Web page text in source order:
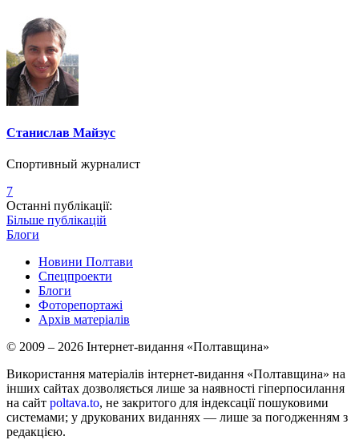
Станислав Майзус
Спортивный журналист
7
Останні публікації:
Більше публікацій
Блоги
Новини Полтави
Спецпроекти
Блоги
Фоторепортажі
Архів матеріалів
© 2009 – 2026 Інтернет-видання «Полтавщина»
Використання матеріалів інтернет-видання «Полтавщина» на
інших сайтах дозволяється лише за наявності гіперпосилання
на сайт poltava.to, не закритого для індексації пошуковими
системами; у друкованих виданнях — лише за погодженням з
редакцією.